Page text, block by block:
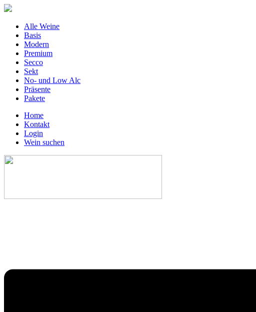
Alle Weine
Basis
Modern
Premium
Secco
Sekt
No- und Low Alc
Präsente
Pakete
Home
Kontakt
Login
Wein suchen